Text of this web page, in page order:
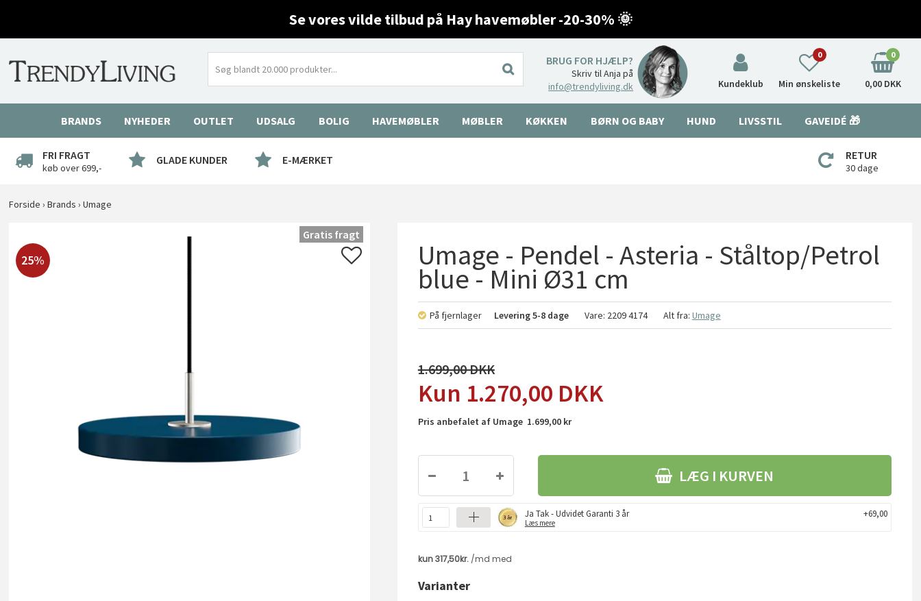
Se vores vilde tilbud på Hay havemøbler -20-30% 🌞
BRUG FOR HJÆLP?
Skriv til Anja på
info@trendyliving.dk
Kundeklub Min ønskeliste
0 0
0,00 DKK
BRANDS NYHEDER OUTLET UDSALG BOLIG HAVEMØBLER MØBLER KØKKEN BØRN OG BABY HUND LIVSSTIL GAVEIDÉ 🎁
FRI FRAGT
køb over 699,-
GLADE KUNDER E-MÆRKET RETUR
30 dage
Forside ›Brands ›Umage
25%
Gratis fragt
Umage - Pendel - Asteria - Ståltop/Petrol
blue - Mini Ø31 cm
På fjernlager Levering5-8 dage Vare: 2209 4174 Alt fra: Umage
1.699,00
1.270,00 DKK
Pris anbefalet af Umage 1.699,00 kr
LÆG I KURVEN
Ja Tak - Udvidet Garanti 3 år
Læs mere
+69,00
Varianter